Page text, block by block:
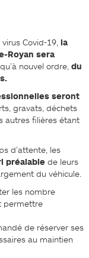
Covid-19,
la
Royan sera
nouvel ordre, du
seront
gravats, déchets
autres filières étant
d’attente, les
préalablede leurs
du véhicule.
les nombre
permettre
de réserver ses
au maintien